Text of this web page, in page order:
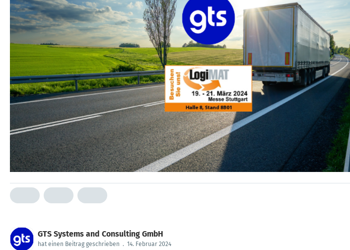
GTS Systems and Consulting GmbH
hat einen Beitrag geschrieben . 14. Februar 2024